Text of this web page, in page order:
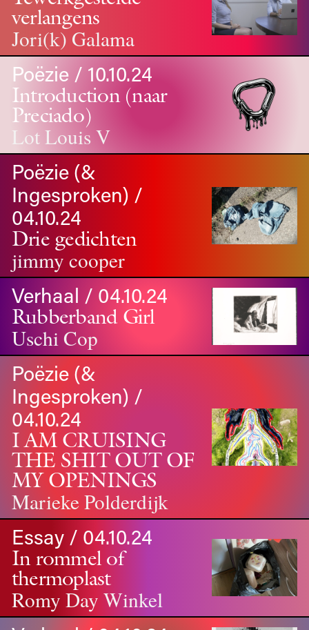
verlangens
Jori(k) Galama
Poëzie / 10.10.24
Introduction (naar
Preciado)
Lot Louis V
Poëzie (&
Ingesproken) /
04.10.24
Drie gedichten
jimmy cooper
Verhaal / 04.10.24
Rubberband Girl
Uschi Cop
Poëzie (&
Ingesproken) /
04.10.24
I AM CRUISING
THE SHIT OUT OF
MY OPENINGS
Marieke Polderdijk
Essay / 04.10.24
In rommel of
thermoplast
Romy Day Winkel